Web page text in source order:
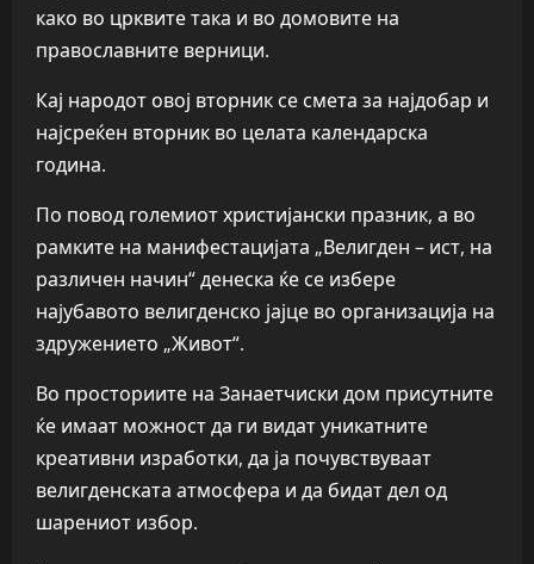
како во црквите така и во домовите на
православните верници.
Кај народот овој вторник се смета за најдобар и
најсреќен вторник во целата календарска
година.
По повод големиот христијански празник, а во
рамките на манифестацијата „Велигден – ист, на
различен начин“ денеска ќе се избере
најубавото велигденско јајце во организација на
здружението „Живот“.
Во просториите на Занаетчиски дом присутните
ќе имаат можност да ги видат уникатните
креативни изработки, да ја почувствуваат
велигденската атмосфера и да бидат дел од
шарениот избор.